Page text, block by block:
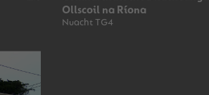
Ollscoil na Ríona
Nuacht TG4